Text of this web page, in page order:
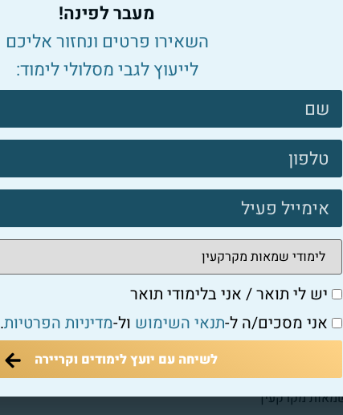
השאירו פרטים:
מעבר לפינה!
השאירו פרטים ונחזור אליכם
לייעוץ לגבי מסלולי לימוד:
צרו
קשר
פוטר
יש לי תואר / אני בלימודי תואר
אני מסכים/ה ל-תנאי השימוש ול-מדיניות הפרטיות.
לשיחה עם יועץ לימודים וקריירה